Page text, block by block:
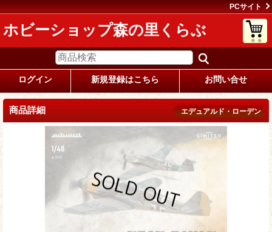
PCサイト
ホビーショップ森の里くらぶ
ログイン 新規登録はこちら お問い合せ
商品詳細 エデュアルド・ローデン